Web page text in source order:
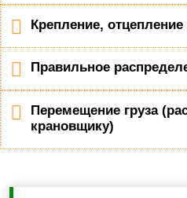
Крепление, отцепление
Правильное
Перемещение груза
крановщику)